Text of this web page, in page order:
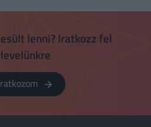
lenni? Iratkozz fel